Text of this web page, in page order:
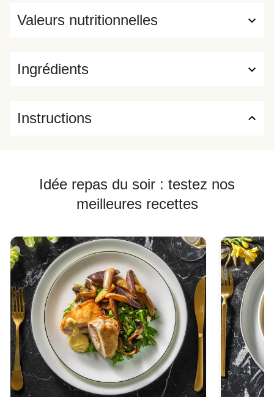
Ingrédients
Valeurs nutritionnelles
Instructions
Idée repas du soir : testez nos
meilleures recettes